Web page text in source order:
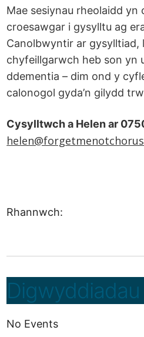
Mae sesiynau rheolaidd yn
croesawgar i gysylltu ag
Canolbwyntir ar gysylltiad,
chyfeillgarwch heb son yn
ddementia – dim ond y
calonogol gyda’n gilydd
Cysylltwch a Helen ar
Rhannwch:
No Events